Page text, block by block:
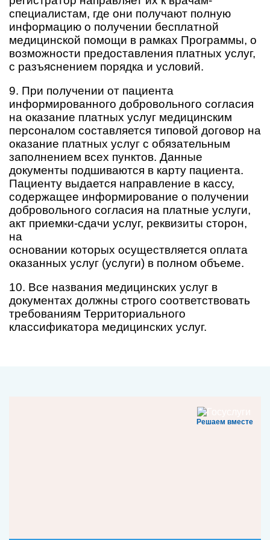
специалистам, где они получают полную
информацию о получении бесплатной
медицинской помощи в рамках Программы, о
возможности предоставления платных услуг,
с разъяснением порядка и условий.
9. При получении от пациента
информированного добровольного согласия
на оказание платных услуг медицинским
персоналом составляется типовой договор на
оказание платных услуг с обязательным
заполнением всех пунктов. Данные
документы подшиваются в карту пациента.
Пациенту выдается направление в кассу,
содержащее информирование о получении
добровольного согласия на платные услуги,
акт приемки-сдачи услуг, реквизиты сторон,
на
основании которых осуществляется оплата
оказанных услуг (услуги) в полном объеме.
10. Все названия медицинских услуг в
документах должны строго соответствовать
требованиям Территориального
классификатора медицинских услуг.
Решаем вместе